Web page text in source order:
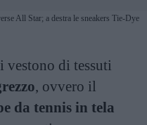
All Star; a destra le sneakers Tie-Dye
vestono di tessuti
, ovvero il
da tennis in tela